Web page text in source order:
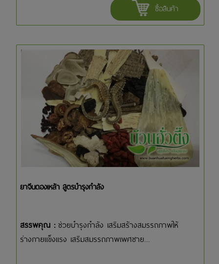
ซื้อสินค้า
ยาจีนดองเหล้า สูตรบำรุงกำลัง
สรรพคุณ : ช่วยบำรุงกำลัง เสริมสร้างสมรรถภาพให้
ร่างกายแข็งแรง เสริมสมรรถภาพเพศชาย...